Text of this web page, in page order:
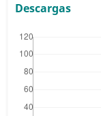
Descargas